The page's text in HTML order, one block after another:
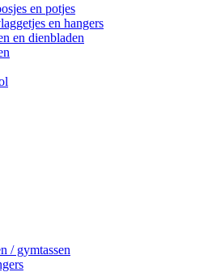
en potjes
en hangers
en dienbladen
/ gymtassen